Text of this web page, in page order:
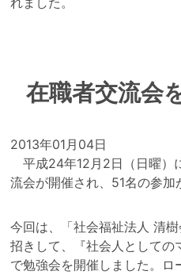
在職者交流会
2013年01月04日
平成24年12月2日（日曜）
流会が開催され、51名の参加
今回は、「社会福祉法人 清
招きして、『社会人としての
で勉強会を開催しました。